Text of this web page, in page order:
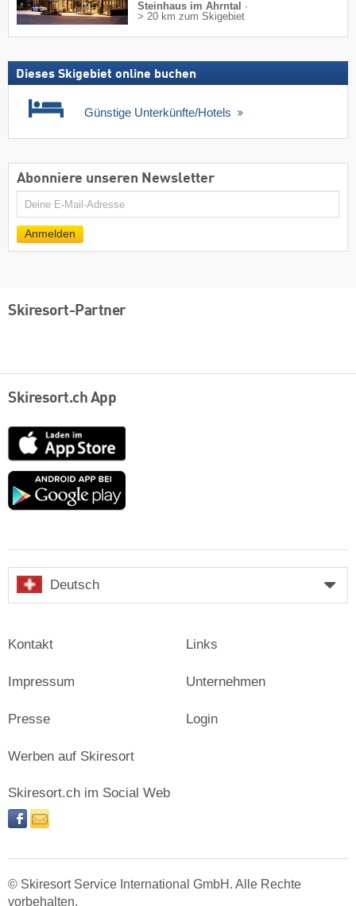
Steinhaus im Ahrntal ·
> 20 km zum Skigebiet
Dieses Skigebiet online buchen
Günstige Unterkünfte/Hotels
Abonniere unseren Newsletter
E-
Anmelden
Skiresort-Partner
Skiresort.ch App
App
Store
Google
Deutsch
Kontakt
Impressum
Presse
Links
Unternehmen
Login
Werben auf Skiresort
Skiresort.ch im Social Web
facebooknewsletter
© Skiresort Service International GmbH. Alle Rechte
vorbehalten.